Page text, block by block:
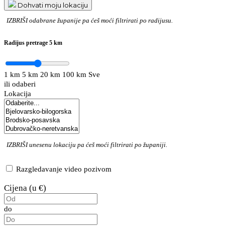
Dohvati moju lokaciju
IZBRIŠIodabrane županije pa ćeš moći filtrirati po radijusu.
Radijus pretrage 5 km
1 km 5 km 20 km 100 km Sve
ili odaberi
Lokacija
IZBRIŠIunesenu lokaciju pa ćeš moći filtrirati po županiji.
Razgledavanje video pozivom
Cijena (u €)
do